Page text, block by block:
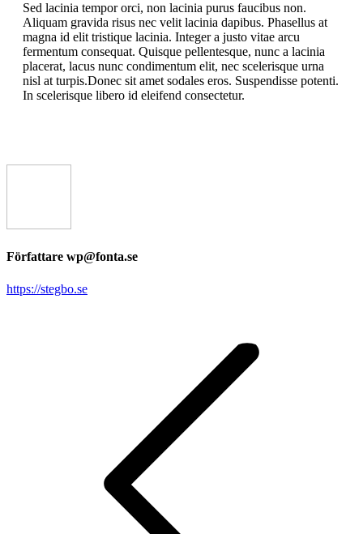
Sed lacinia tempor orci, non lacinia purus faucibus non.
Aliquam gravida risus nec velit lacinia dapibus. Phasellus at
magna id elit tristique lacinia. Integer a justo vitae arcu
fermentum consequat. Quisque pellentesque, nunc a lacinia
placerat, lacus nunc condimentum elit, nec scelerisque urna
nisl at turpis.Donec sit amet sodales eros. Suspendisse potenti.
In scelerisque libero id eleifend consectetur.
Författare wp@fonta.se
https://stegbo.se